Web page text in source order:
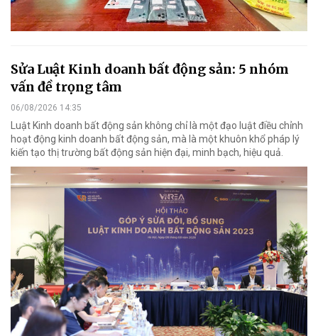
Sửa Luật Kinh doanh bất động sản: 5 nhóm
vấn đề trọng tâm
06/08/2026 14:35
Luật Kinh doanh bất động sản không chỉ là một đạo luật điều chỉnh
hoạt động kinh doanh bất động sản, mà là một khuôn khổ pháp lý
kiến tạo thị trường bất động sản hiện đại, minh bạch, hiệu quả.